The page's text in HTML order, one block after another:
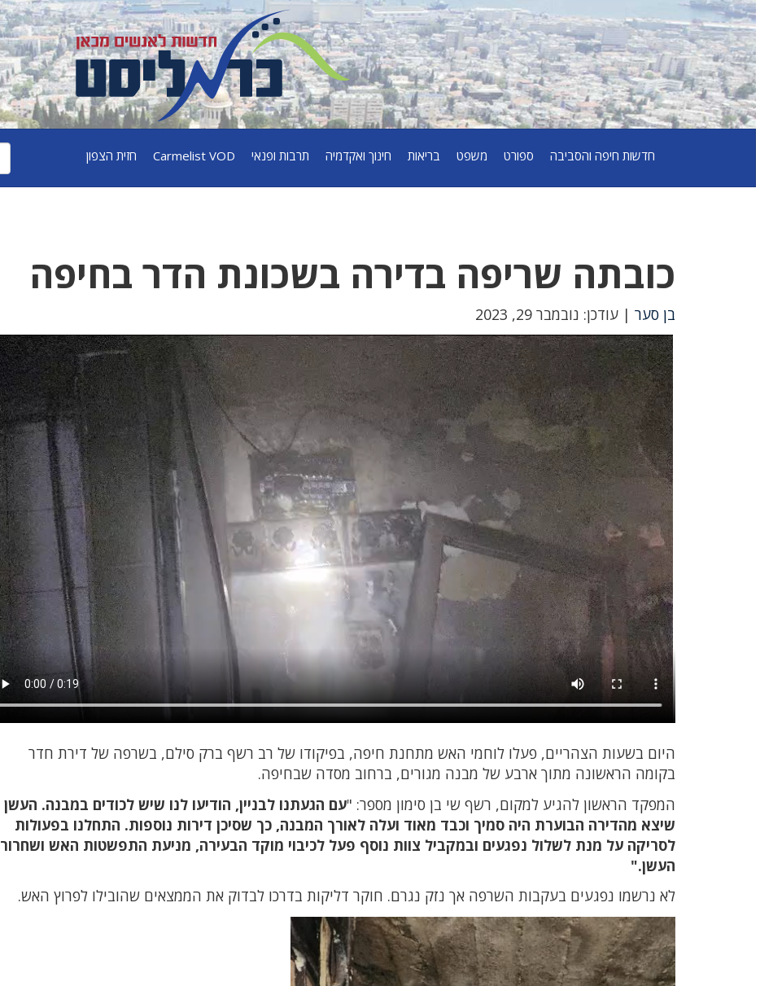
חדשות חיפה והסביבה ספורט משפט בריאות חינוך ואקדמיה תרבות ופנאי Carmelist VOD חזית הצפון
כובתה שריפה בדירה בשכונת הדר בחיפה
בן סער | עודכן: נובמבר 29, 2023
היום בשעות הצהריים, פעלו לוחמי האש מתחנת חיפה, בפיקודו של רב רשף ברק סילם, בשרפה של דירת חדר
בקומה הראשונה מתוך ארבע של מבנה מגורים, ברחוב מסדה שבחיפה.
המפקד הראשון להגיע למקום, רשף שי בן סימון מספר: "עם הגעתנו לבניין, הודיעו לנו שיש לכודים במבנה. העשן
שיצא מהדירה הבוערת היה סמיך וכבד מאוד ועלה לאורך המבנה, כך שסיכן דירות נוספות. התחלנו בפעולות
לסריקה על מנת לשלול נפגעים ובמקביל צוות נוסף פעל לכיבוי מוקד הבעירה, מניעת התפשטות האש ושחרור
העשן."
לא נרשמו נפגעים בעקבות השרפה אך נזק נגרם. חוקר דליקות בדרכו לבדוק את הממצאים שהובילו לפרוץ האש.